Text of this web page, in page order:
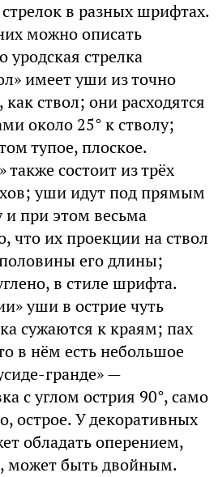
в разных шрифтах.
можно описать
стрелка
имеет уши из точно
ствол; они расходятся
около 25° к стволу;
тупое, плоское.
также состоит из трёх
уши идут под прямым
и при этом весьма
что их проекции на ствол
его длины;
в стиле шрифта.
уши в острие чуть
сужаются к краям; пах
в нём есть небольшое
гранде» —
с углом острия 90°, само
острое. У декоративных
обладать оперением,
может быть двойным.